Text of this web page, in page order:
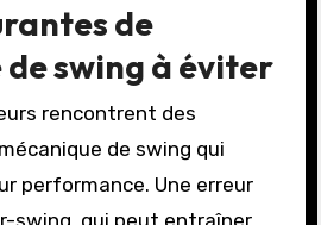
de
swing à éviter
rencontrent des
de swing qui
performance. Une erreur